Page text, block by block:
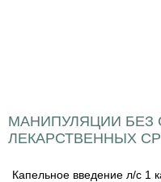
МАНИПУЛЯЦИИ БЕЗ
ЛЕКАРСТВЕННЫХ
Капельное введение л/с 1